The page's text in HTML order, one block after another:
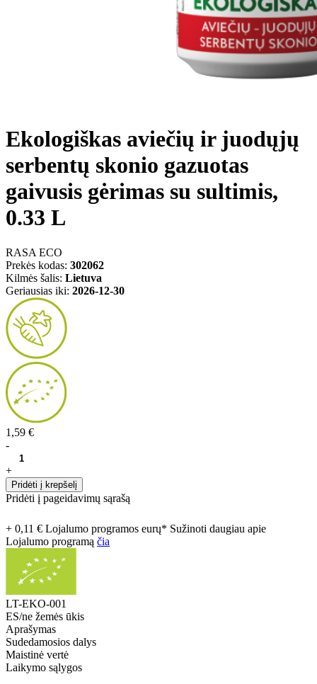
Ekologiškas aviečių ir juodųjų
serbentų skonio gazuotas
gaivusis gėrimas su sultimis,
0.33 L
RASA ECO
Prekės kodas: 302062
Kilmės šalis: Lietuva
Geriausias iki: 2026-12-30
1,59 €
-
+
Pridėti į krepšelį
Pridėti į pageidavimų sąrašą
+ 0,11 € Lojalumo programos eurų* Sužinoti daugiau apie
Lojalumo programą čia
LT-EKO-001
ES/ne žemės ūkis
Aprašymas
Sudedamosios dalys
Maistinė vertė
Laikymo sąlygos